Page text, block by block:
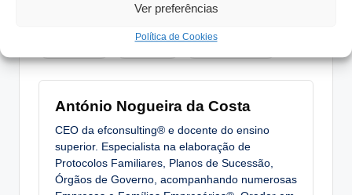
Ver preferências
Política de Cookies
António Nogueira da Costa
CEO da efconsulting® e docente do ensino
superior. Especialista na elaboração de
Protocolos Familiares, Planos de Sucessão,
Órgãos de Governo, acompanhando numerosas